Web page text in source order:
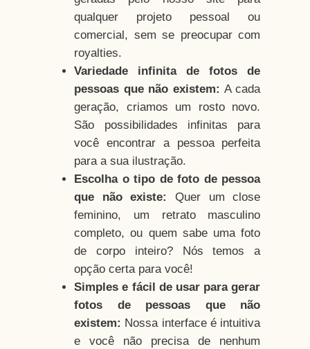
qualquer projeto pessoal ou
comercial, sem se preocupar com
royalties.
Variedade infinita de fotos de
pessoas que não existem: A cada
geração, criamos um rosto novo.
São possibilidades infinitas para
você encontrar a pessoa perfeita
para a sua ilustração.
Escolha o tipo de foto de pessoa
que não existe:
Quer um close
feminino, um retrato masculino
completo, ou quem sabe uma foto
de corpo inteiro? Nós temos a
opção certa para você!
Simples e fácil de usar para gerar
fotos de pessoas que não
existem: Nossa interface é intuitiva
e você não precisa de nenhum